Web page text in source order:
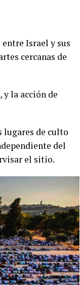
Israel y sus
cercanas de
y la acción de
lugares de culto
del
el sitio.